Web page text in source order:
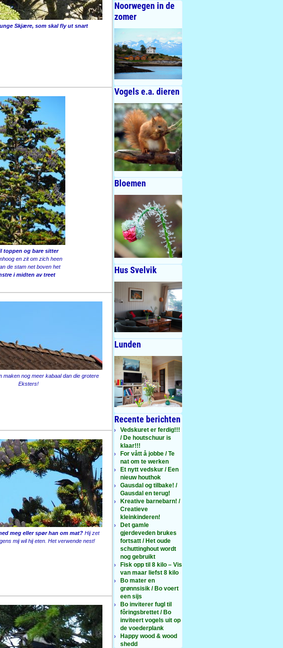
Skjære, som skal fly ut snart
toppen og bare sitter
en zit om zich heen
de stam net boven het
i midten av treet
maken nog meer kabaal dan die grotere
Eksters!
meg eller spør han om mat?Hij zet
mij wil hij eten. Het verwende nest!
Noorwegen in de
zomer
Vogels e.a. dieren
Bloemen
Hus Svelvik
Lunden
Recente berichten
Vedskuret er ferdig!!!
/ De houtschuur is
klaar!!!
For vått å jobbe / Te
nat om te werken
Et nytt vedskur / Een
nieuw houthok
Gausdal og tilbake! /
Gausdal en terug!
Kreative barnebarn! /
Creatieve
kleinkinderen!
Det gamle
gjerdeveden brukes
fortsatt / Het oude
schuttinghout wordt
nog gebruikt
Fisk opp til 8 kilo – Vis
van maar liefst 8 kilo
Bo mater en
grønnsisik / Bo voert
een sijs
Bo inviterer fugl til
fôringsbrettet / Bo
inviteert vogels uit op
de voederplank
Happy wood & wood
shedd